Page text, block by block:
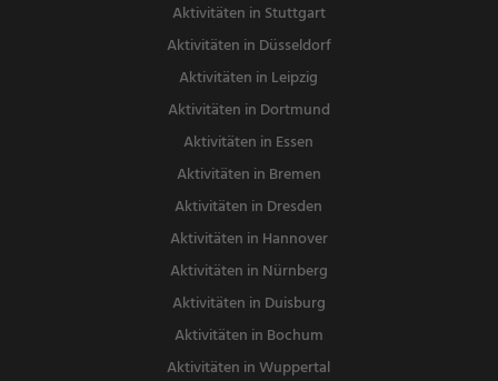
Aktivitäten in Stuttgart
Aktivitäten in Düsseldorf
Aktivitäten in Leipzig
Aktivitäten in Dortmund
Aktivitäten in Essen
Aktivitäten in Bremen
Aktivitäten in Dresden
Aktivitäten in Hannover
Aktivitäten in Nürnberg
Aktivitäten in Duisburg
Aktivitäten in Bochum
Aktivitäten in Wuppertal